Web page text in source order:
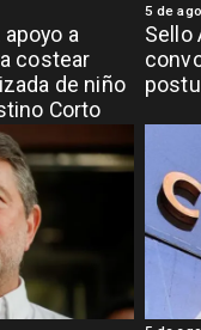
a
costear
de niño
Corto
Sello
5 de